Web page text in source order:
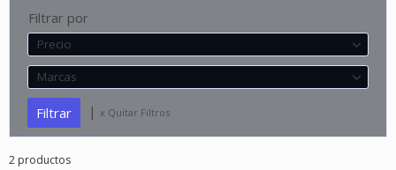
Filtrar por
Precio
Marcas
| x Quitar Filtros
2 productos